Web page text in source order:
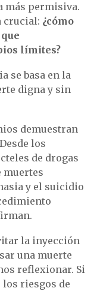
más permisiva.
crucial: ¿cómo
límites?
se basa en la
digna y sin
demuestran
los
de drogas
muertes
y el suicidio
la inyección
una muerte
reflexionar. Si
los riesgos de